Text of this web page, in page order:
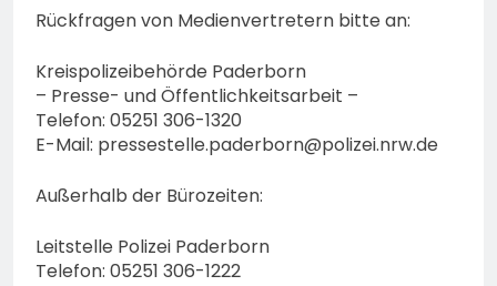
Rückfragen von Medienvertretern bitte an:
Kreispolizeibehörde Paderborn
– Presse- und Öffentlichkeitsarbeit –
Telefon: 05251 306-1320
E-Mail: pressestelle.paderborn@polizei.nrw.de
Außerhalb der Bürozeiten:
Leitstelle Polizei Paderborn
Telefon: 05251 306-1222